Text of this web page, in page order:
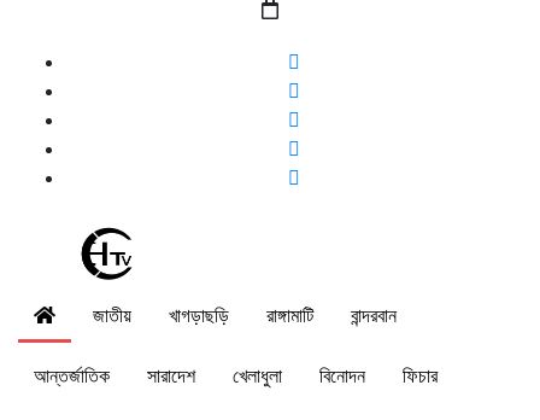
জাতীয় খাগড়াছড়ি রাঙ্গামাটি বান্দরবান
আন্তর্জাতিক সারাদেশ খেলাধুলা বিনোদন ফিচার